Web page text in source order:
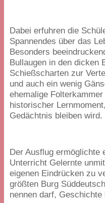
Dabei erfuhren die
Spannendes über das
Besonders
Bullaugen in den dicken
Schießscharten zur
und auch ein wenig
ehemalige
historischer
Gedächtnis bleiben wird.
Der Ausflug ermöglichte
Unterricht Gelernte
eigenen Eindrücken zu
größten Burg
nennen darf, Geschichte